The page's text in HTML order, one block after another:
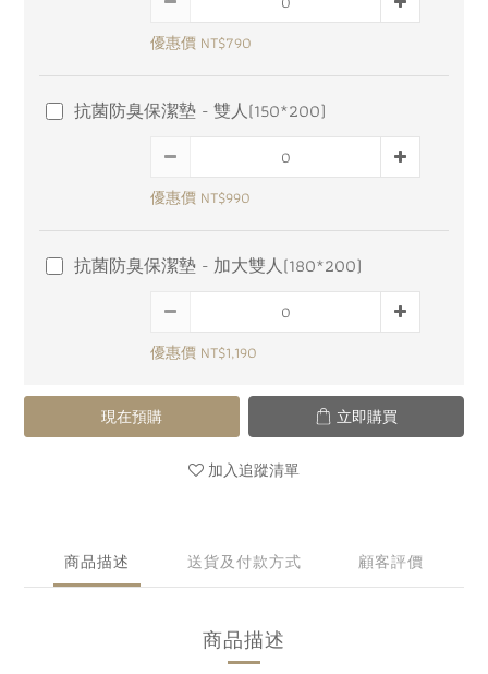
優惠價 NT$790
抗菌防臭保潔墊 - 雙人(150*200)
優惠價 NT$990
抗菌防臭保潔墊 - 加大雙人(180*200)
優惠價 NT$1,190
現在預購 立即購買
加入追蹤清單
商品描述 送貨及付款方式 顧客評價
商品描述